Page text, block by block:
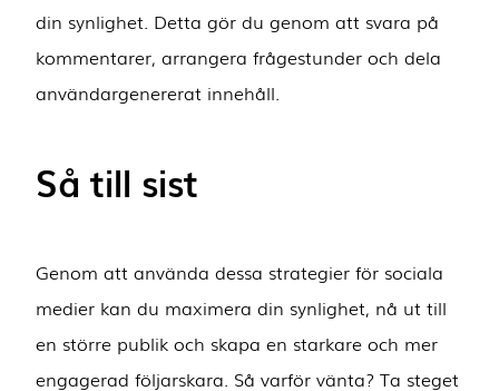
din synlighet. Detta gör du genom att svara på
kommentarer, arrangera frågestunder och dela
användargenererat innehåll.
Så till sist
Genom att använda dessa strategier för sociala
medier kan du maximera din synlighet, nå ut till
en större publik och skapa en starkare och mer
engagerad följarskara. Så varför vänta? Ta steget